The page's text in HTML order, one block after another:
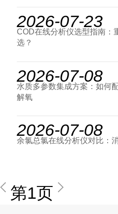
2026-07-23
COD在线分析仪选型指南：
选？
2026-07-08
水质多参数集成方案：如何
解氧
2026-07-08
余氯总氯在线分析仪对比：
第1页